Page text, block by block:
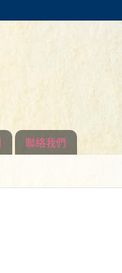
聯絡我們